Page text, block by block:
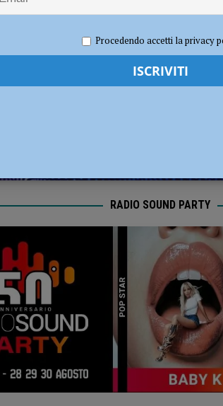
deflusso ecologico non possono mettere in ginocchio
Carlofilippo Vardelli Ciclismo ,Notizie,
RADIO SOUND PARTY
Procedendo accetti la privacy